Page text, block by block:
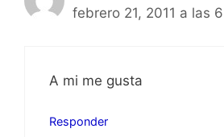
febrero 21, 2011 a las
A mi me gusta
Responder